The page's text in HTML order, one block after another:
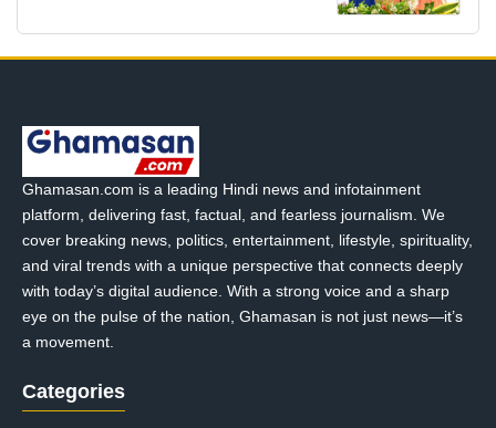
Ghamasan.com is a leading Hindi news and infotainment
platform, delivering fast, factual, and fearless journalism. We
cover breaking news, politics, entertainment, lifestyle, spirituality,
and viral trends with a unique perspective that connects deeply
with today’s digital audience. With a strong voice and a sharp
eye on the pulse of the nation, Ghamasan is not just news—it’s
a movement.
Categories